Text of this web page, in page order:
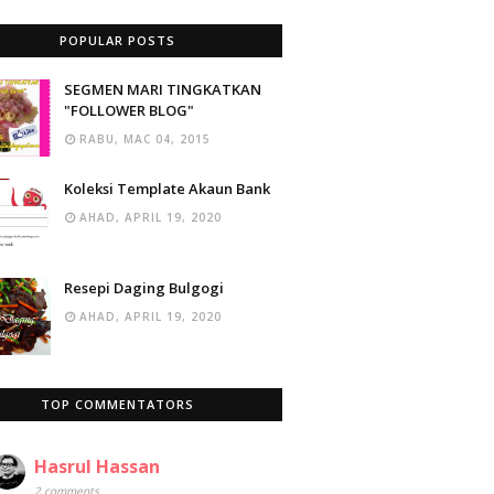
POPULAR POSTS
SEGMEN MARI TINGKATKAN
"FOLLOWER BLOG"
RABU, MAC 04, 2015
Koleksi Template Akaun Bank
AHAD, APRIL 19, 2020
Resepi Daging Bulgogi
AHAD, APRIL 19, 2020
TOP COMMENTATORS
Hasrul Hassan
2 comments